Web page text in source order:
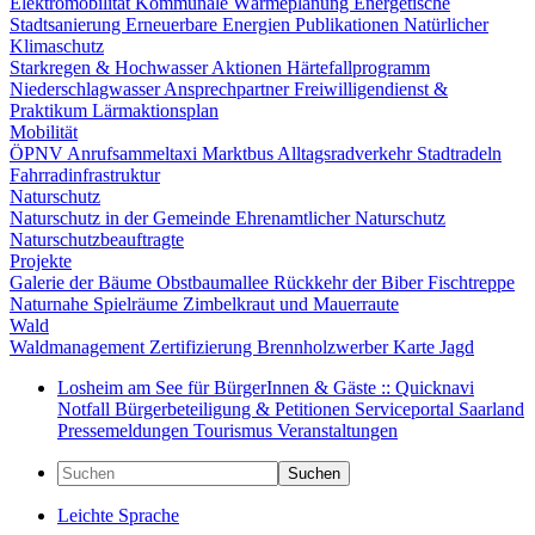
Stadtsanierung Erneuerbare Energien Publikationen Natürlicher
Klimaschutz
Starkregen & HochwasserAktionen Härtefallprogramm
NiederschlagwasserAnsprechpartnerFreiwilligendienst &
Praktikum Lärmaktionsplan
Mobilität
ÖPNV Anrufsammeltaxi Marktbus Alltagsradverkehr Stadtradeln
Fahrradinfrastruktur
Naturschutz
Naturschutz in der Gemeinde Ehrenamtlicher Naturschutz
Naturschutzbeauftragte
Projekte
Galerie der Bäume Obstbaumallee Rückkehr der BiberFischtreppe
Naturnahe Spielräume Zimbelkraut und Mauerraute
Wald
Waldmanagement Zertifizierung BrennholzwerberKarte Jagd
Losheim am See für BürgerInnen & Gäste :: Quicknavi
Notfall Bürgerbeteiligung & Petitionen Serviceportal Saarland
Pressemeldungen Tourismus Veranstaltungen
Suchen
Leichte Sprache